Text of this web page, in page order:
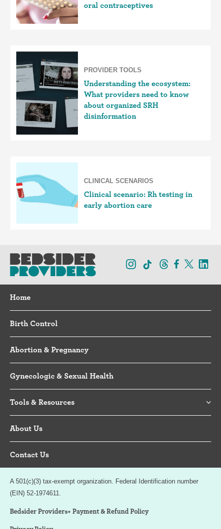
oral contraceptives
PROVIDER TOOLS
Understanding the ecosystem:
What providers need to know
about organized SRH
disinformation
CLINICAL SCENARIOS
Clinical scenario: Rh testing in
early abortion care
Home
Birth Control
Abortion & Pregnancy
Gynecologic & Sexual Health
Tools & Resources
About Us
Contact Us
A 501(c)(3) tax-exempt organization. Federal Identification number
(EIN) 52-1974611.
Bedsider Providers+ Payment & Refund Policy